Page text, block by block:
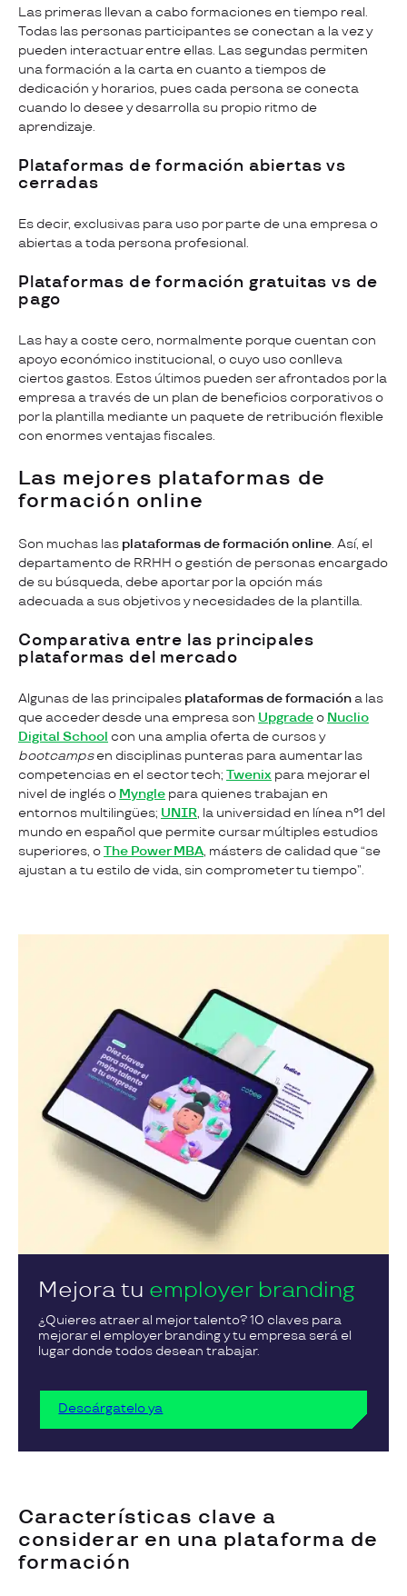
Las primeras llevan a cabo formaciones en tiempo real.
Todas las personas participantes se conectan a la vez y
pueden interactuar entre ellas. Las segundas permiten
una formación a la carta en cuanto a tiempos de
dedicación y horarios, pues cada persona se conecta
cuando lo desee y desarrolla su propio ritmo de
aprendizaje.
Plataformas de formación abiertas vs
cerradas
Es decir, exclusivas para uso por parte de una empresa o
abiertas a toda persona profesional.
Plataformas de formación gratuitas vs de
pago
Las hay a coste cero, normalmente porque cuentan con
apoyo económico institucional, o cuyo uso conlleva
ciertos gastos. Estos últimos pueden ser afrontados por la
empresa a través de un plan de beneficios corporativos o
por la plantilla mediante un paquete de retribución flexible
con enormes ventajas fiscales.
Las mejores plataformas de
formación online
Son muchas las plataformas de formación online. Así, el
departamento de RRHH o gestión de personas encargado
de su búsqueda, debe aportar por la opción más
adecuada a sus objetivos y necesidades de la plantilla.
Comparativa entre las principales
plataformas del mercado
Algunas de las principales plataformas de formación a las
que acceder desde una empresa son Upgrade o Nuclio
Digital School con una amplia oferta de cursos y
bootcampsen disciplinas punteras para aumentar las
competencias en el sector tech; Twenix para mejorar el
nivel de inglés o Myngle para quienes trabajan en
entornos multilingües; UNIR, la universidad en línea n°1 del
mundo en español que permite cursar múltiples estudios
superiores, oThe Power MBA, másters de calidad que “se
ajustan a tu estilo de vida, sin comprometer tu tiempo”.
Mejora tu employer branding
¿Quieres atraer al mejor talento? 10 claves para
mejorar el employer branding y tu empresa será el
lugar donde todos desean trabajar.
Descárgatelo ya
Características clave a
considerar en una plataforma de
formación